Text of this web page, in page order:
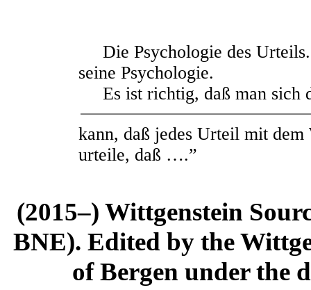
Die Psychologie des
seine Psychologie.
Es ist richtig, daß man sich
kann, daß jedes Urteil mit
urteile, daß ….”
(2015–) Wittgenstein
BNE). Edited by the
of Bergen under the